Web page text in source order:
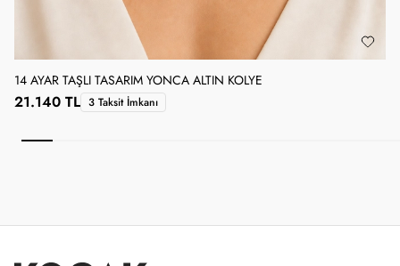
14 AYAR TAŞLI TASARIM YONCA ALTIN KOLYE
21.140 TL 3 Taksit İmkanı